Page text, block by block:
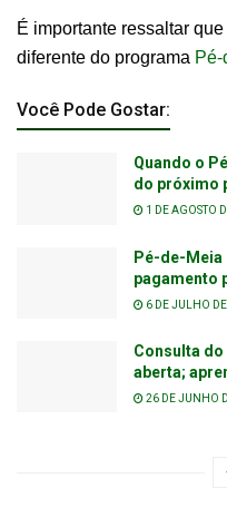
É importante ressaltar
diferente do programa
Você Pode Gostar:
Quando o
do próximo
1 DE AGOSTO
Pé-de-Meia
pagamento
6 DE JULHO
Consulta
aberta;
26 DE JUNHO